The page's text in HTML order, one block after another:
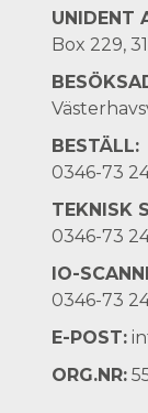
UNIDENT
Box 229,
BESTÄLL:
0346-73
TEKNISK
0346-73
IO-
0346-73
E-POST:
ORG.NR: